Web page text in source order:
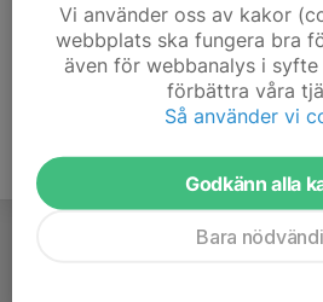
Vi använder oss av kakor
webbplats ska fungera bra
även för webbanalys i
förbättra våra
Så använder vi
Godkänn alla
Bara